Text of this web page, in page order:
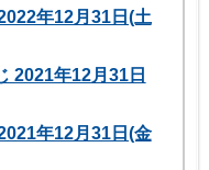
年12月31日(土
2021年12月31日
年12月31日(金